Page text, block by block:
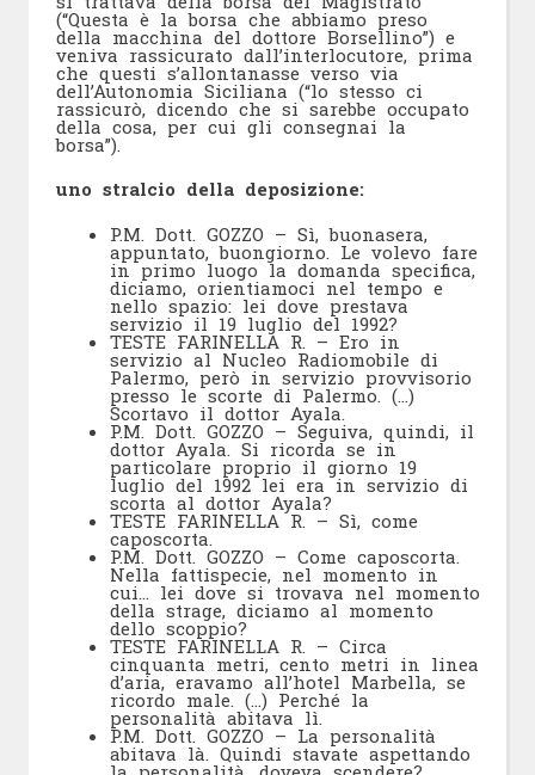
(“Questa è la borsa che abbiamo preso
della macchina del dottore Borsellino”) e
veniva rassicurato dall’interlocutore, prima
che questi s’allontanasse verso via
dell’Autonomia Siciliana (“lo stesso ci
rassicurò, dicendo che si sarebbe occupato
della cosa, per cui gli consegnai la
borsa”).
uno stralcio della deposizione:
P.M. Dott. GOZZO – Sì, buonasera,
appuntato, buongiorno. Le volevo fare
in primo luogo la domanda specifica,
diciamo, orientiamoci nel tempo e
nello spazio: lei dove prestava
servizio il 19 luglio del 1992?
TESTE FARINELLA R. – Ero in
servizio al Nucleo Radiomobile di
Palermo, però in servizio provvisorio
presso le scorte di Palermo. (…)
Scortavo il dottor Ayala.
P.M. Dott. GOZZO – Seguiva, quindi, il
dottor Ayala. Si ricorda se in
particolare proprio il giorno 19
luglio del 1992 lei era in servizio di
scorta al dottor Ayala?
TESTE FARINELLA R. – Sì, come
caposcorta.
P.M. Dott. GOZZO – Come caposcorta.
Nella fattispecie, nel momento in
cui… lei dove si trovava nel momento
della strage, diciamo al momento
dello scoppio?
TESTE FARINELLA R. – Circa
cinquanta metri, cento metri in linea
d’aria, eravamo all’hotel Marbella, se
ricordo male. (…) Perché la
personalità abitava lì.
P.M. Dott. GOZZO – La personalità
abitava là. Quindi stavate aspettando